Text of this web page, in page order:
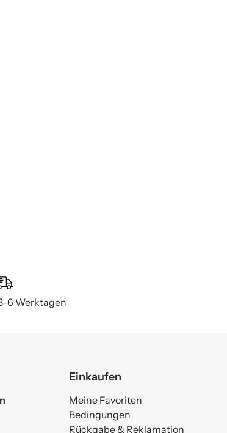
Werktagen
Einkaufen
Meine Favoriten
Bedingungen
Rückgabe & Reklamation